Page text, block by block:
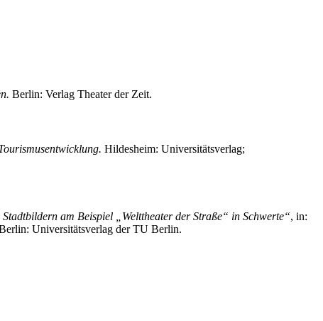
Berlin: Verlag Theater der Zeit.
Hildesheim: Universitätsverlag;
am Beispiel „Welttheater der Straße“ in Schwerte“, in:
Universitätsverlag der TU Berlin.